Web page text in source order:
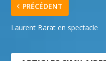
PRÉCÉDENT
Laurent Barat en spectacle